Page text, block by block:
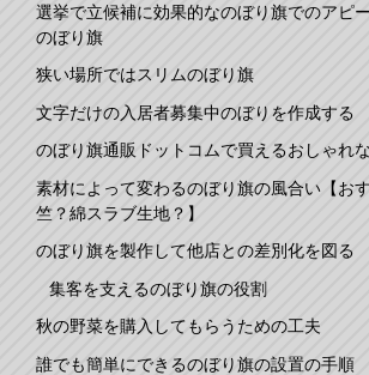
選挙で立候補に効果的なのぼり旗でのアピ
のぼり旗
狭い場所ではスリムのぼり旗
文字だけの入居者募集中のぼりを作成する
のぼり旗通販ドットコムで買えるおしゃれ
素材によって変わるのぼり旗の風合い【お
竺？綿スラブ生地？】
のぼり旗を製作して他店との差別化を図る
集客を支えるのぼり旗の役割
秋の野菜を購入してもらうための工夫
誰でも簡単にできるのぼり旗の設置の手順